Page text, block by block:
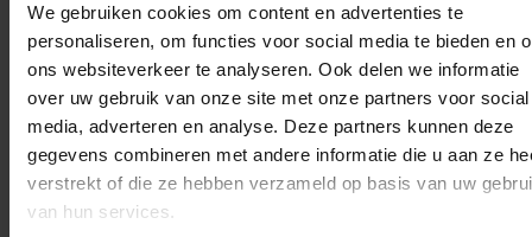
We gebruiken cookies om content en advertenties te
personaliseren, om functies voor social media te bieden en
ons websiteverkeer te analyseren. Ook delen we informatie
over uw gebruik van onze site met onze partners voor social
media, adverteren en analyse. Deze partners kunnen deze
gegevens combineren met andere informatie die u aan ze
verstrekt of die ze hebben verzameld op basis van uw
van hun services.
Dit zeggen opdrachtgevers over Kinnef
“Kinnef Plaagdiermanagement heeft bij ons op en adequate
manier de ongedierte bestrijding uitgevoerd. Wij zijn zeer